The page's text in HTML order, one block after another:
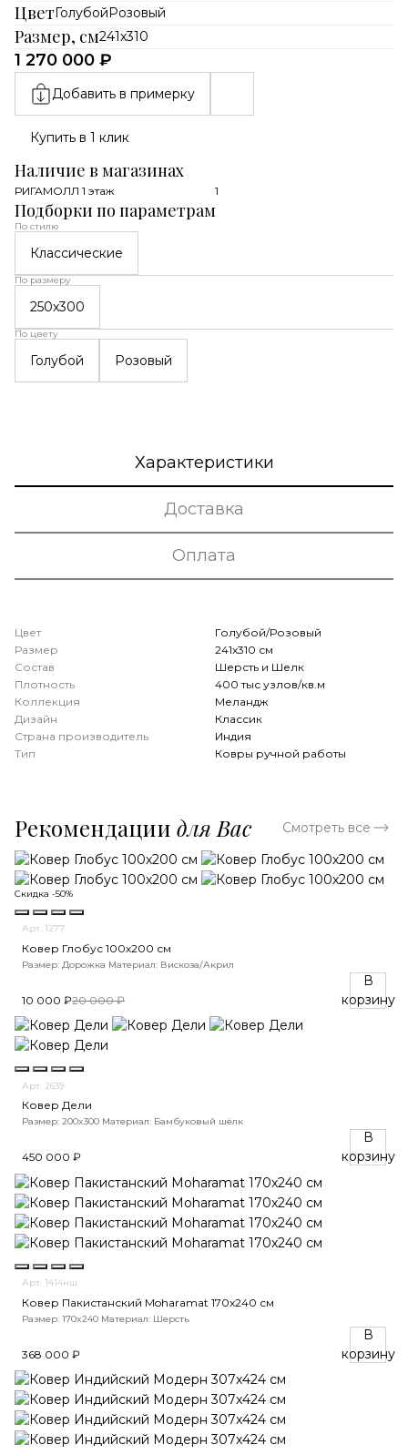
ЦветГолубойРозовый
Размер, см241x310
1 270 000 ₽
Добавить в примерку
Купить в 1 клик
Наличие в магазинах
РИГАМОЛЛ 1 этаж 1
Подборки по параметрам
По стилю
Классические
По размеру
250x300
По цвету
Голубой Розовый
Характеристики
Доставка
Оплата
Цвет
Голубой/Розовый
Размер
241x310 см
Состав
Шерсть и Шелк
Плотность
400 тыс узлов/кв.м
Коллекция
Меландж
Дизайн
Классик
Страна производитель
Индия
Тип
Ковры ручной работы
Рекомендации для Вас Смотреть все
Скидка -50%
Арт. 1277
Ковер Глобус 100х200 см
Размер: Дорожка Материал: Вискоза/Акрил
10 000 ₽20 000 ₽
В
корзину
Арт. 2639
Ковер Дели
Размер: 200x300 Материал: Бамбуковый шёлк
450 000 ₽
В
корзину
Арт. 1414нш
Ковер Пакистанский Moharamat 170x240 см
Размер: 170x240 Материал: Шерсть
368 000 ₽
В
корзину